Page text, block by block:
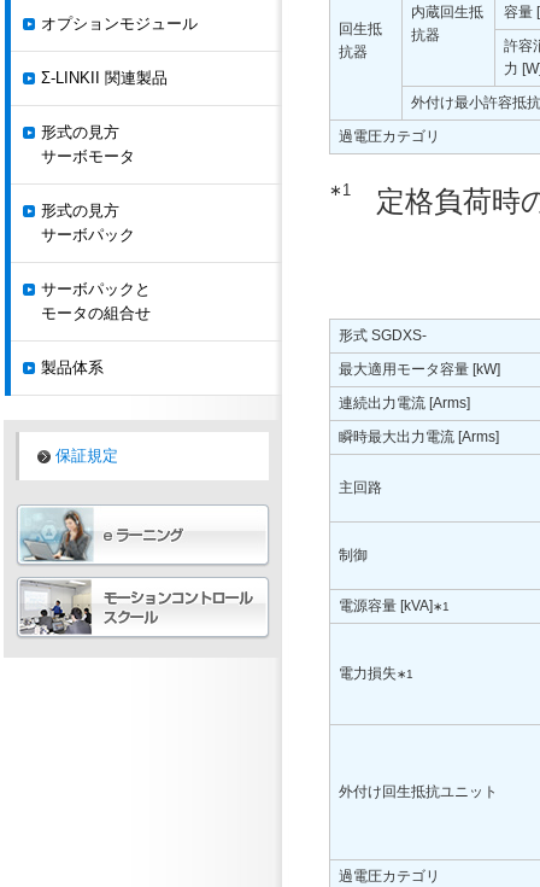
回生抵
抗器
内蔵回生抵
抗器
容量
許容
力
外付け最小許容抵
過電圧カテゴリ
∗1 定格負荷時
形式 SGDXS-
最大適用モータ容量 [kW]
連続出力電流 [Arms]
瞬時最大出力電流 [Arms]
主回路
制御
電源容量 [kVA]∗1
電力損失∗1
外付け回生抵抗ユニット
過電圧カテゴリ
オプションモジュール
Σ-LINKII 関連製品
形式の見方
サーボモータ
形式の見方
サーボパック
サーボパックと
モータの組合せ
製品体系
保証規定